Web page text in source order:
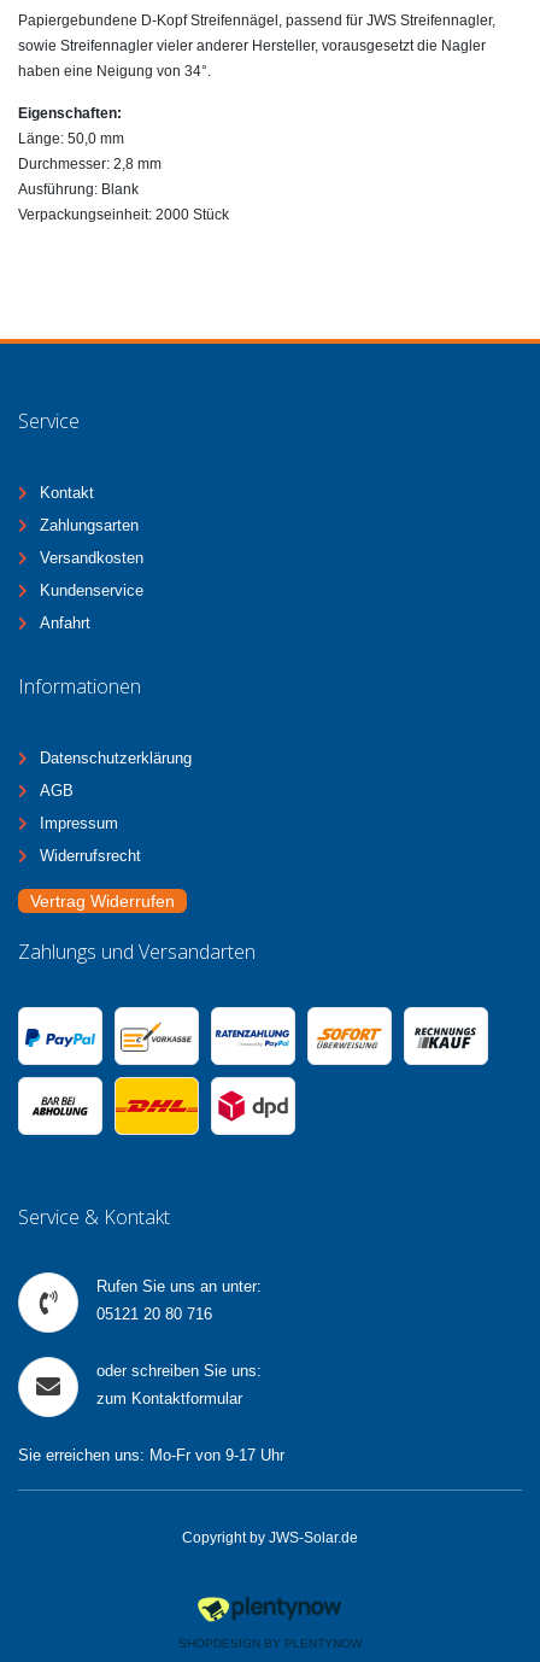
Papiergebundene D-Kopf Streifennägel, passend für JWS Streifennagler,
sowie Streifennagler vieler anderer Hersteller, vorausgesetzt die Nagler
haben eine Neigung von 34°.
Eigenschaften:
Länge: 50,0 mm
Durchmesser: 2,8 mm
Ausführung: Blank
Verpackungseinheit: 2000 Stück
Service
Kontakt
Zahlungsarten
Versandkosten
Kundenservice
Anfahrt
Informationen
Datenschutzerklärung
AGB
Impressum
Widerrufsrecht
Vertrag Widerrufen
Zahlungs und Versandarten
Service & Kontakt
Rufen Sie uns an unter:
05121 20 80 716
oder schreiben Sie uns:
zum Kontaktformular
Sie erreichen uns: Mo-Fr von 9-17 Uhr
Copyright by JWS-Solar.de
SHOPDESIGN BY PLENTYNOW